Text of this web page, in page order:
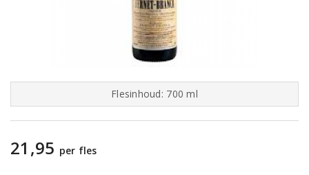
Flesinhoud: 700 ml
21,95 per fles